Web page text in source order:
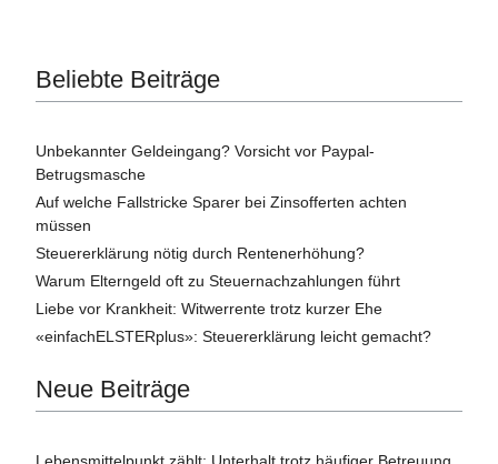
Beliebte Beiträge
Unbekannter Geldeingang? Vorsicht vor Paypal-
Betrugsmasche
Auf welche Fallstricke Sparer bei Zinsofferten achten
müssen
Steuererklärung nötig durch Rentenerhöhung?
Warum Elterngeld oft zu Steuernachzahlungen führt
Liebe vor Krankheit: Witwerrente trotz kurzer Ehe
«einfachELSTERplus»: Steuererklärung leicht gemacht?
Neue Beiträge
Lebensmittelpunkt zählt: Unterhalt trotz häufiger Betreuung